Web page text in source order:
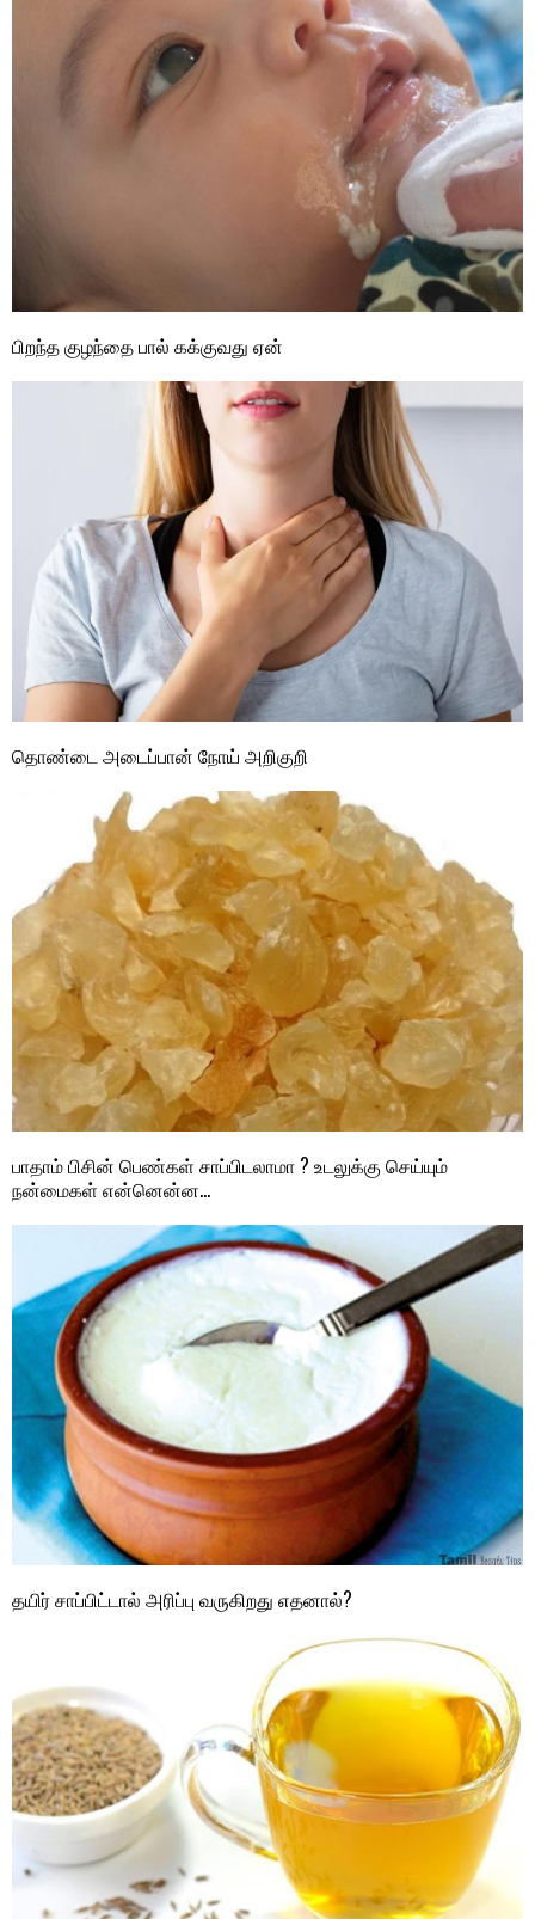
பிறந்த குழந்தை பால் கக்குவது ஏன்
தொண்டை அடைப்பான் நோய் அறிகுறி
பாதாம் பிசின் பெண்கள் சாப்பிடலாமா ? உடலுக்கு செய்யும்
நன்மைகள் என்னென்ன…
தயிர் சாப்பிட்டால் அரிப்பு வருகிறது எதனால்?